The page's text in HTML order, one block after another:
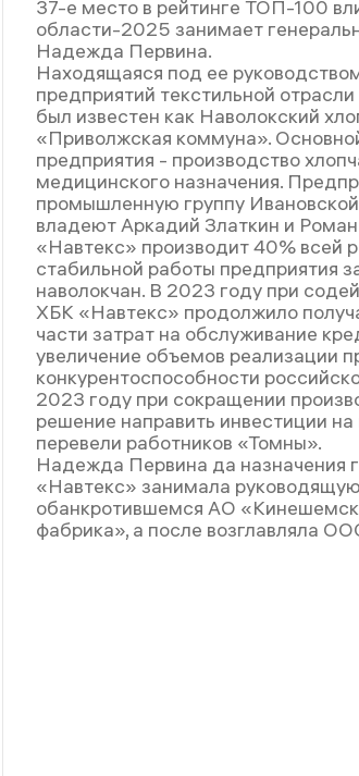
37-е место в рейтинге ТОП-100
области-2025 занимает
Надежда Первина.
Находящаяся под ее
предприятий текстильной
был известен как Наволокский
«Приволжская коммуна».
предприятия - производство
медицинского назначения.
промышленную группу
владеют Аркадий Златкин и
«Навтекс» производит 40% всей
стабильной работы предприятия
наволокчан. В 2023 году при
ХБК «Навтекс» продолжило
части затрат на обслуживание
увеличение объемов реализации
конкурентоспособности
2023 году при сокращении
решение направить инвестиции
перевели работников «Томны».
Надежда Первина да назначения
«Навтекс» занимала
обанкротившемся АО
фабрика», а после возглавляла